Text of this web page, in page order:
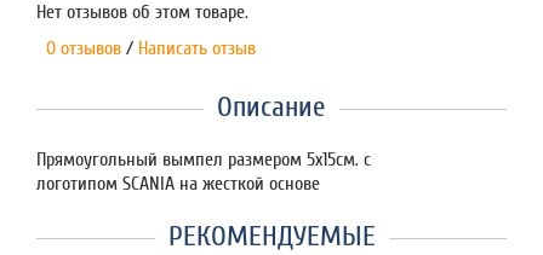
Нет отзывов об этом товаре.
0 отзывов / Написать отзыв
Описание
Прямоугольный вымпел размером 5х15см. с
логотипом SCANIA на жесткой основе
РЕКОМЕНДУЕМЫЕ